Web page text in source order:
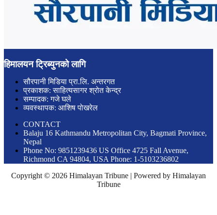
हिमालयन ट्रिब्युनको लागि
सौरपानी मिडिया प्रा.लि. अन्तरगत
प्रकाशक: साहित्यसागर श्रोत केन्द्र
सम्पादक: गजे घले
व्यवस्थापक: आशिष पोखरेल
CONTACT
Balaju 16 Kathmandu Metropolitan City, Bagmati Province,
Nepal
Phone No: 9851239436 US Office 4725 Fall Avenue,
Richmond CA 94804, USA Phone: 1-5103236802
Copyright © 2026 Himalayan Tribune | Powered by Himalayan
Tribune